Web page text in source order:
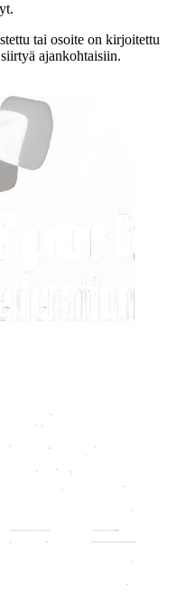
tai osoite on kirjoitettu
ajankohtaisiin.